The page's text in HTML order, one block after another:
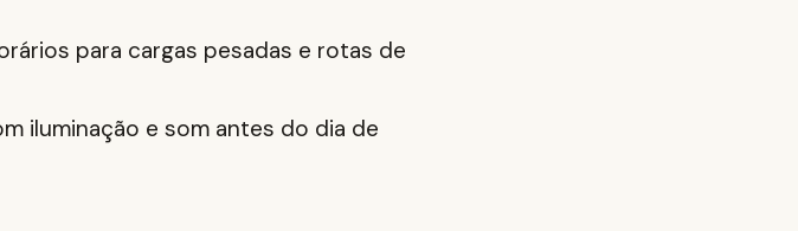
para cargas pesadas e rotas de
iluminação e som antes do dia de